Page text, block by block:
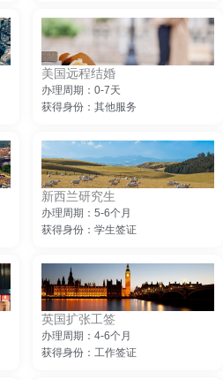
美国远程结婚
办理周期：0-7天
获得身份：其他服务
新西兰研究生
办理周期：5-6个月
获得身份：学生签证
英国扩张工签
办理周期：4-6个月
获得身份：工作签证